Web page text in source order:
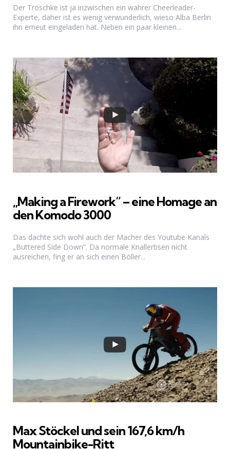
Der Troschke ist ja inzwischen ein wahrer Cheerleader-
Experte, daher ist es wenig verwunderlich, wieso Alba Berlin
ihn erneut eingeladen hat. Neben ein paar kleinen...
„Making a Firework“ – eine Homage an
den Komodo 3000
Das dachte sich wohl auch der Macher des Youtube Kanals
„Buttered Side Down“. Da normale Knallerbsen nicht
ausreichen, fing er an sich einen Böller...
Max Stöckel und sein 167,6 km/h
Mountainbike-Ritt